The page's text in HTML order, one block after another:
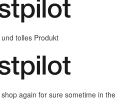
tolles Produkt
again for sure sometime in the